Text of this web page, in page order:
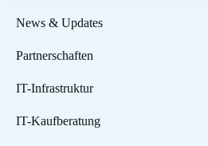
News & Updates
Partnerschaften
IT-Infrastruktur
IT-Kaufberatung